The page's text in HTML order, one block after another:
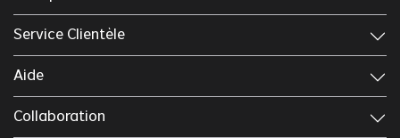
Service Clientèle
Aide
Collaboration